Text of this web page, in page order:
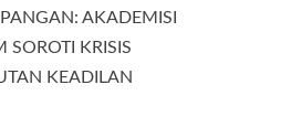
AKADEMISI
SOROTI KRISIS
KEADILAN